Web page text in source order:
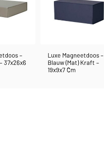
–
37x26x6
Luxe Magneetdoos –
Blauw (mat) Kraft –
19x9x7 Cm